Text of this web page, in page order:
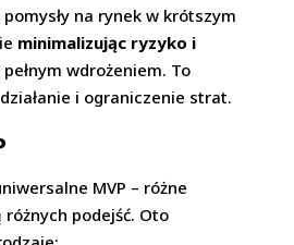
na rynek w krótszym
minimalizując ryzyko i
wdrożeniem. To
i ograniczenie strat.
MVP – różne
różnych podejść. Oto